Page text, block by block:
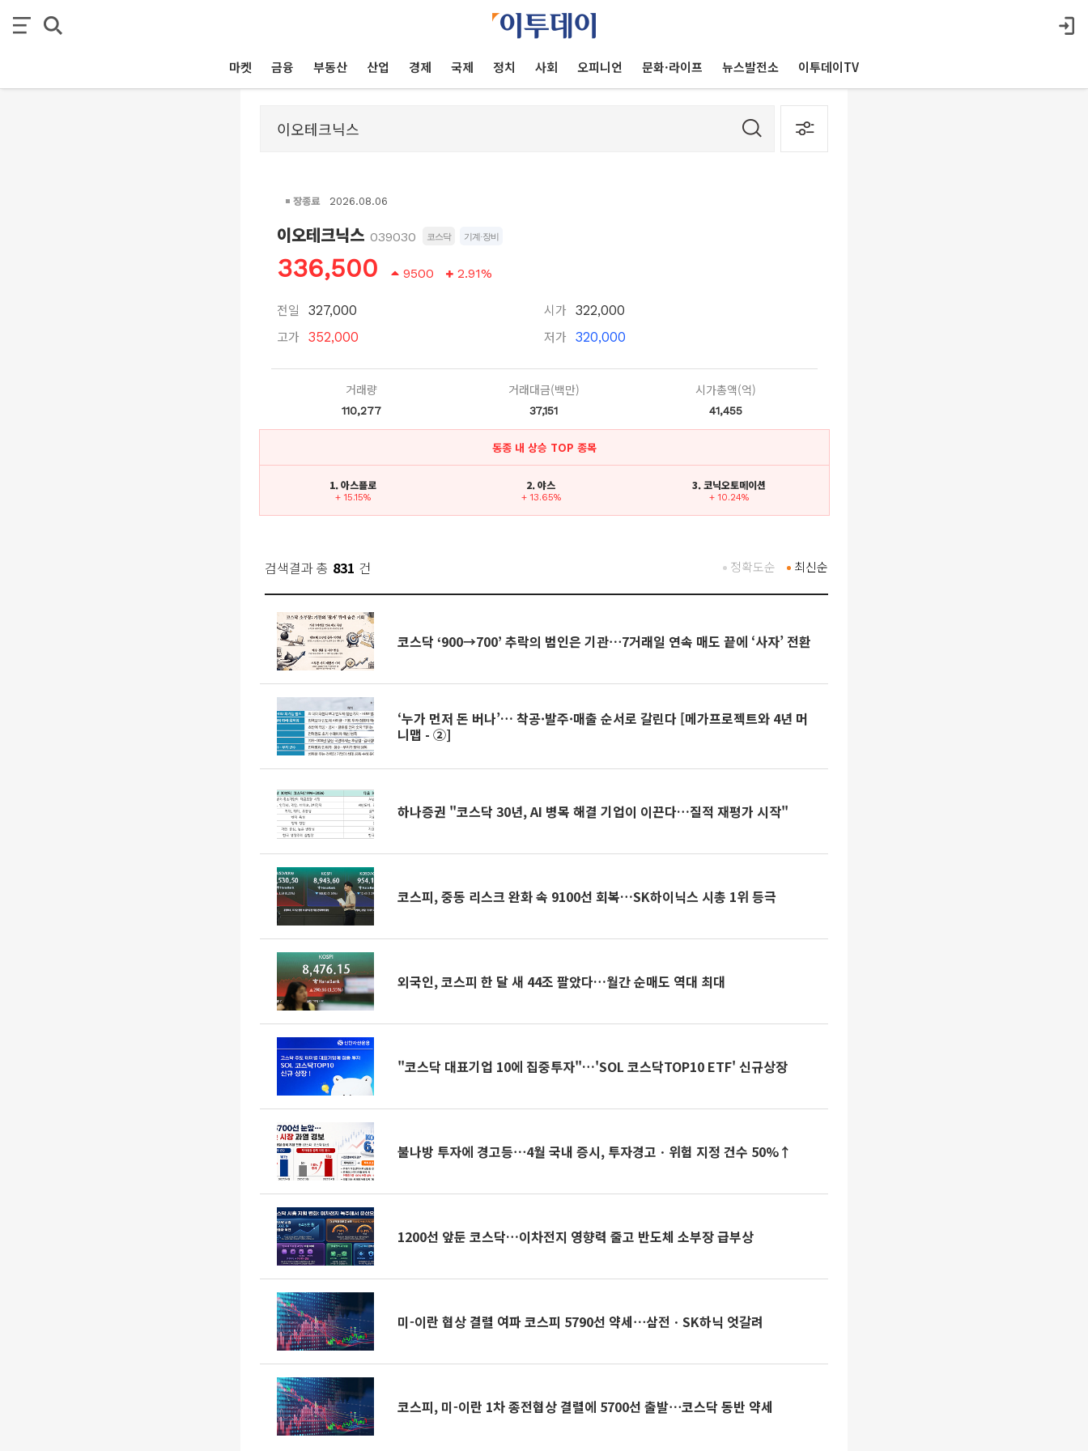
마켓 금융 부동산 산업 경제 국제 정치 사회 오피니언 문화·라이프 뉴스발전소 이투데이TV
장종료 2026.08.06
이오테크닉스 039030 코스닥 기계·장비
336,500 9500 2.91%
전일 327,000
고가 352,000
시가 322,000
저가 320,000
거래량
110,277
거래대금(백만)
37,151
시가총액(억)
41,455
동종 내 상승 TOP 종목
1. 아스플로
+ 15.15%
2. 야스
+ 13.65%
3. 코닉오토메이션
+ 10.24%
검색결과 총 831 건 최신순
정확도순
코스닥 ‘900→700’ 추락의 범인은 기관⋯7거래일 연속 매도 끝에 ‘사자’ 전환
‘누가 먼저 돈 버나’… 착공·발주·매출 순서로 갈린다 [메가프로젝트와 4년 머
니맵 - ②]
하나증권 "코스닥 30년, AI 병목 해결 기업이 이끈다…질적 재평가 시작"
코스피, 중동 리스크 완화 속 9100선 회복…SK하이닉스 시총 1위 등극
외국인, 코스피 한 달 새 44조 팔았다…월간 순매도 역대 최대
"코스닥 대표기업 10에 집중투자"…'SOL 코스닥TOP10 ETF' 신규상장
불나방 투자에 경고등⋯4월 국내 증시, 투자경고ㆍ위험 지정 건수 50%↑
1200선 앞둔 코스닥…이차전지 영향력 줄고 반도체 소부장 급부상
미-이란 협상 결렬 여파 코스피 5790선 약세⋯삼전ㆍSK하닉 엇갈려
코스피, 미-이란 1차 종전협상 결렬에 5700선 출발⋯코스닥 동반 약세